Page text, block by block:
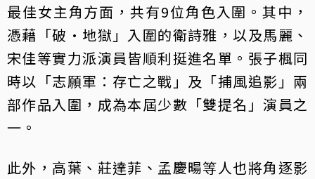
最佳女主角方面，共有9位角色入圍。其中，
憑藉「破·地獄」入圍的衛詩雅，以及馬麗、
宋佳等實力派演員皆順利挺進名單。張子楓同
時以「志願軍：存亡之戰」及「捕風追影」兩
部作品入圍，成為本屆少數「雙提名」演員之
一。
此外，高葉、莊達菲、孟慶暘等人也將角逐影